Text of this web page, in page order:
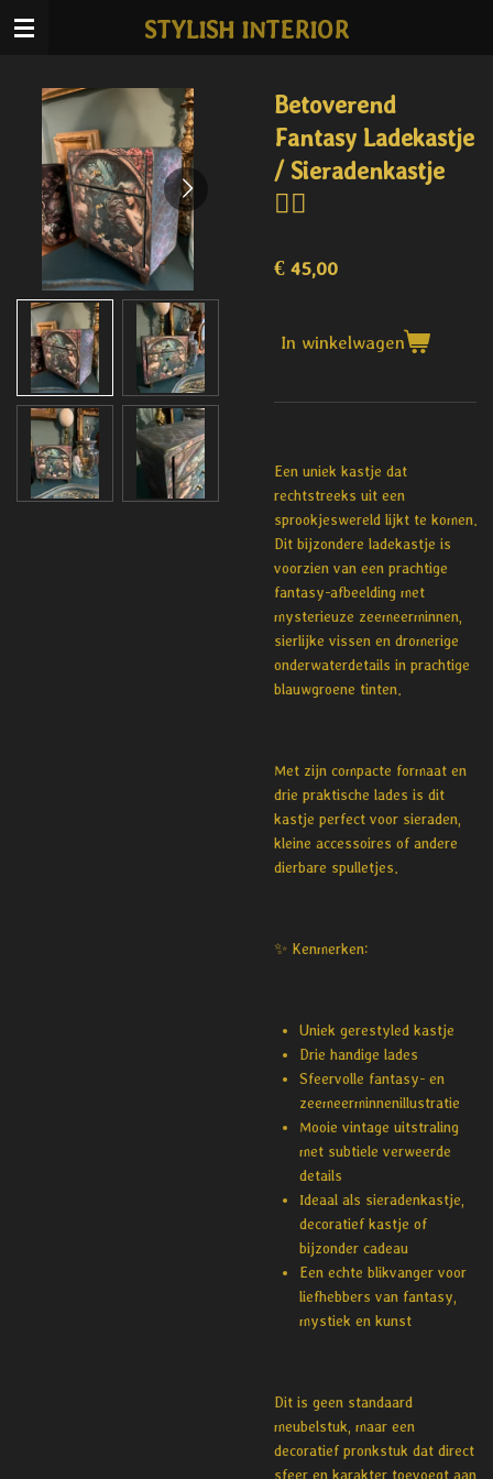
Ga
STYLISH INTERIOR
Betoverend
Fantasy Ladekastje
/ Sieradenkastje
🧜‍♀️
€ 45,00
In winkelwagen
Een uniek kastje dat
rechtstreeks uit een
sprookjeswereld lijkt te komen.
Dit bijzondere ladekastje is
voorzien van een prachtige
fantasy-afbeelding met
mysterieuze zeemeerminnen,
sierlijke vissen en dromerige
onderwaterdetails in prachtige
blauwgroene tinten.
Met zijn compacte formaat en
drie praktische lades is dit
kastje perfect voor sieraden,
kleine accessoires of andere
dierbare spulletjes.
✨ Kenmerken:
Uniek gerestyled kastje
Drie handige lades
Sfeervolle fantasy- en
zeemeerminnenillustratie
Mooie vintage uitstraling
met subtiele verweerde
details
Ideaal als sieradenkastje,
decoratief kastje of
bijzonder cadeau
Een echte blikvanger voor
liefhebbers van fantasy,
mystiek en kunst
Dit is geen standaard
meubelstuk, maar een
decoratief pronkstuk dat direct
sfeer en karakter toevoegt aan